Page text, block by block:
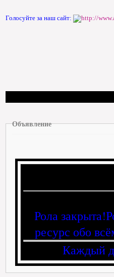
Голосуйте за наш сайт:
Объявление
Рола
ресурс обо
Каждый